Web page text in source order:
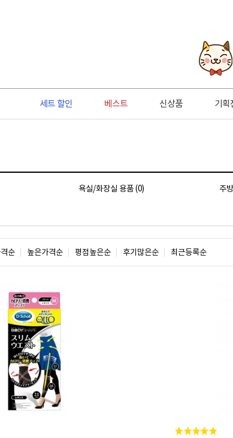
세트 할인 베스트 신상품 기획
욕실/화장실 용품 (0) 주
순 높은가격순 평점높은순 후기많은순 최근등록순